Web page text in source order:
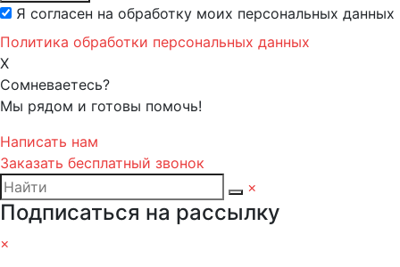
Я согласен на обработку моих персональных данных
Политика обработки персональных данных
X
Сомневаетесь?
Мы рядом и готовы помочь!
Написать нам
Заказать бесплатный звонок
×
Подписаться на рассылку
×